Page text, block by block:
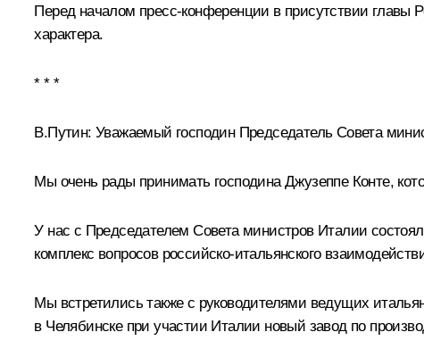
Перед началом пресс-конференции в присутствии главы
характера.
* * *
В.Путин: Уважаемый господин Председатель Совета
Мы очень рады принимать господина Джузеппе Конте,
У нас с Председателем Совета министров Италии
комплекс вопросов российско-итальянского
Мы встретились также с руководителями ведущих
в Челябинске при участии Италии новый завод по